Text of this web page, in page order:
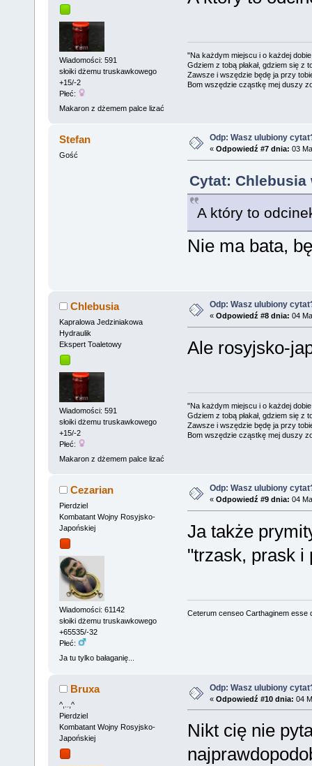
Wiadomości: 591
słoiki dżemu truskawkowego
+15/-2
Płeć:
Makaron z dżemem palce lizać
"Na każdym miejscu i o każdej dobie
Gdziem z tobą płakał, gdziem się z
Zawsze i wszędzie będę ja przy
Bom wszędzie cząstkę mej duszy
Stefan
Gość
Odp: Wasz ulubiony
« Odpowiedź #7 dnia: 03
Cytat: Chlebusia
A który to
Nie ma bata,
Chlebusia
Kapralowa Jedziniakowa
Hydraulik
Ekspert Toaletowy
Wiadomości: 591
słoiki dżemu truskawkowego
+15/-2
Płeć:
Makaron z dżemem palce lizać
Odp: Wasz ulubiony
« Odpowiedź #8 dnia: 04
Ale rosyjsko-
"Na każdym miejscu i o każdej dobie
Gdziem z tobą płakał, gdziem się z
Zawsze i wszędzie będę ja przy
Bom wszędzie cząstkę mej duszy
Cezarian
Pierdziel
Kombatant Wojny Rosyjsko-
Japońskiej
Wiadomości: 61142
słoiki dżemu truskawkowego
+65535/-32
Płeć:
Ja tu tylko bałaganię...
Odp: Wasz ulubiony
« Odpowiedź #9 dnia: 04
Ja także
"trzask, prask i
Ceterum censeo Carthaginem esse
Bruxa
^,..,^
Pierdziel
Kombatant Wojny Rosyjsko-
Japońskiej
Odp: Wasz ulubiony
« Odpowiedź #10 dnia: 04
Nikt cię nie